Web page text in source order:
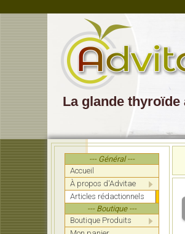
La glande thyroïde
--- Général ---
Accueil
À propos d'Advitae
Articles rédactionnels
--- Boutique ---
Boutique Produits